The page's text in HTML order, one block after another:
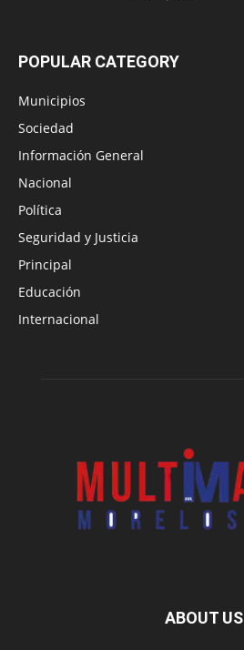
POPULAR CATEGORY
Municipios
Sociedad
Información General
Nacional
Política
Seguridad y Justicia
Principal
Educación
Internacional
ABOUT US